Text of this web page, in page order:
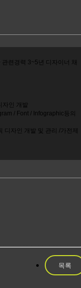
련경력 3~5년 디자이너 채
인 개발
/ Font / Infographic등의
자인 개발 및 관리 /가전제
목록